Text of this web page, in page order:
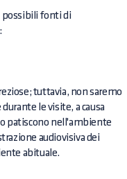
possibili fonti di
tuttavia, non saremo
le visite, a causa
patiscono nell'ambiente
audiovisiva dei
abituale.